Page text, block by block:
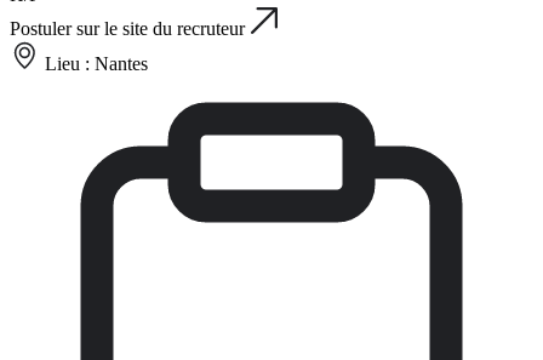
Postuler sur le site du recruteur
Lieu : Nantes